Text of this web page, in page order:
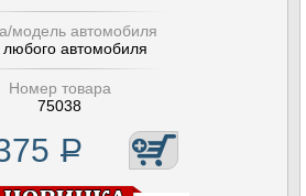
модель автомобиля
автомобиля
Номер товара
75038
Р